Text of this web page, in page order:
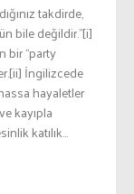
takdirde,
bile değildir.”[i]
bir “party
İngilizcede
hayaletler
kayıpla
katılık...